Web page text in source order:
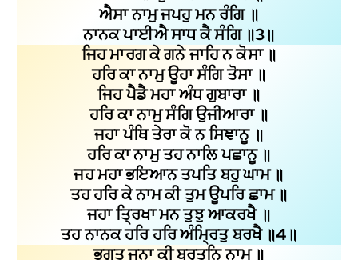
ਐਸਾ ਨਾਮੁ ਜਪਹੁ ਮਨ ਰੰਗਿ ॥
ਨਾਨਕ ਪਾਈਐ ਸਾਧ ਕੈ ਸੰਗਿ ॥3॥
ਜਿਹ ਮਾਰਗ ਕੇ ਗਨੇ ਜਾਹਿ ਨ ਕੋਸਾ ॥
ਹਰਿ ਕਾ ਨਾਮੁ ਊਹਾ ਸੰਗਿ ਤੋਸਾ ॥
ਜਿਹ ਪੈਡੈ ਮਹਾ ਅੰਧ ਗੁਬਾਰਾ ॥
ਹਰਿ ਕਾ ਨਾਮੁ ਸੰਗਿ ਉਜੀਆਰਾ ॥
ਜਹਾ ਪੰਥਿ ਤੇਰਾ ਕੋ ਨ ਸਿਞਾਨੂ ॥
ਹਰਿ ਕਾ ਨਾਮੁ ਤਹ ਨਾਲਿ ਪਛਾਨੂ ॥
ਜਹ ਮਹਾ ਭਇਆਨ ਤਪਤਿ ਬਹੁ ਘਾਮ ॥
ਤਹ ਹਰਿ ਕੇ ਨਾਮ ਕੀ ਤੁਮ ਊਪਰਿ ਛਾਮ ॥
ਜਹਾ ਤ੍ਰਿਖਾ ਮਨ ਤੁਝੁ ਆਕਰਖੈ ॥
ਤਹ ਨਾਨਕ ਹਰਿ ਹਰਿ ਅੰਮ੍ਰਿਤੁ ਬਰਖੈ ॥4॥
ਭਗਤ ਜਨਾ ਕੀ ਬਰਤਨਿ ਨਾਮੁ ॥